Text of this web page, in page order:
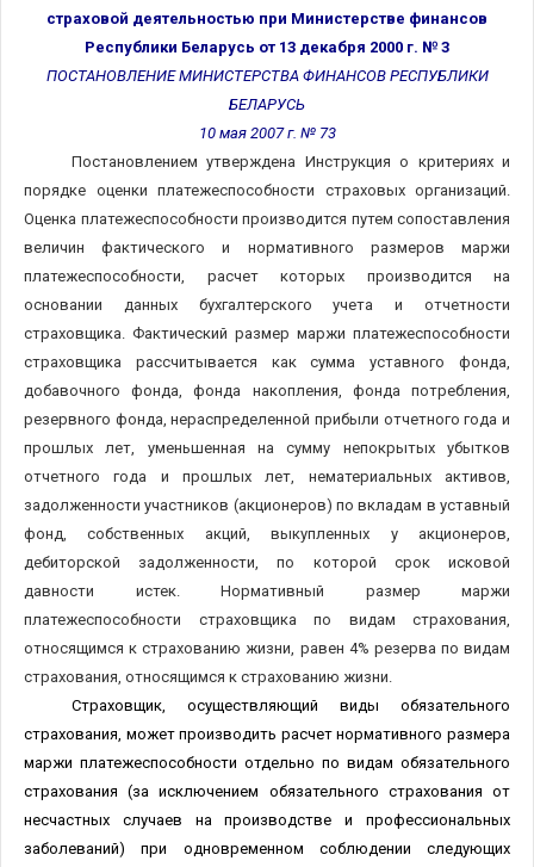
страховой деятельностью при Министерстве финансов
Республики Беларусь от 13 декабря 2000 г. № 3
ПОСТАНОВЛЕНИЕ МИНИСТЕРСТВА ФИНАНСОВ РЕСПУБЛИКИ
БЕЛАРУСЬ
10 мая 2007 г. № 73
Постановлением утверждена Инструкция о критериях и
порядке оценки платежеспособности страховых организаций.
Оценка платежеспособности производится путем сопоставления
величин фактического и нормативного размеров маржи
платежеспособности, расчет которых производится на
основании данных бухгалтерского учета и отчетности
страховщика. Фактический размер маржи платежеспособности
страховщика рассчитывается как сумма уставного фонда,
добавочного фонда, фонда накопления, фонда потребления,
резервного фонда, нераспределенной прибыли отчетного года и
прошлых лет, уменьшенная на сумму непокрытых убытков
отчетного года и прошлых лет, нематериальных активов,
задолженности участников (акционеров) по вкладам в уставный
фонд, собственных акций, выкупленных у акционеров,
дебиторской задолженности, по которой срок исковой
давности истек. Нормативный размер маржи
платежеспособности страховщика по видам страхования,
относящимся к страхованию жизни, равен 4% резерва по видам
страхования, относящимся к страхованию жизни.
Страховщик, осуществляющий виды обязательного
страхования, может производить расчет нормативного размера
маржи платежеспособности отдельно по видам обязательного
страхования (за исключением обязательного страхования от
несчастных случаев на производстве и профессиональных
заболеваний) при одновременном соблюдении следующих